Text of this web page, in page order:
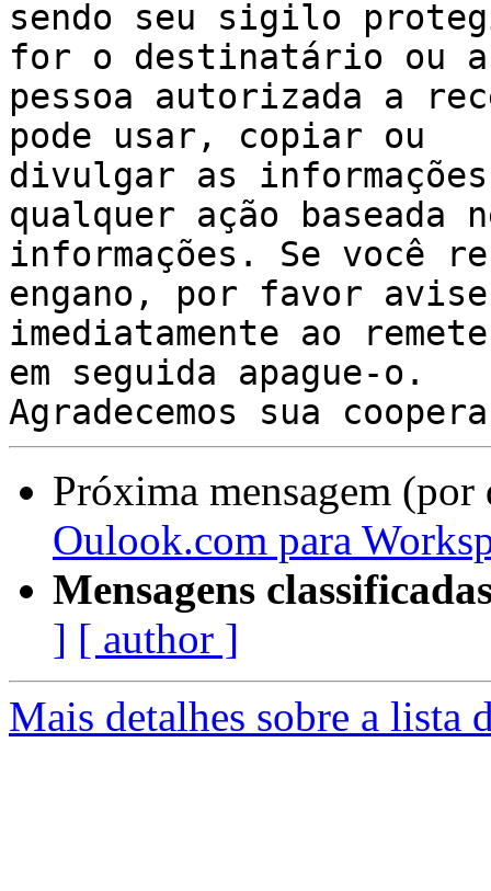
sendo seu sigilo
for o destinatário ou
pessoa autorizada a
pode usar, copiar ou
divulgar as
qualquer ação baseada
informações. Se você
engano, por favor
imediatamente ao
em seguida apague-o.
Próxima mensagem
Oulook.com para
Mensagens
] [ author ]
Mais detalhes sobre a lista